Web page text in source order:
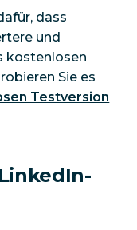
dass
und
kostenlosen
Sie es
Testversion